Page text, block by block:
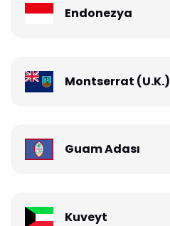
Endonezya
Montserrat (U.K.)
Guam Adası
Kuveyt